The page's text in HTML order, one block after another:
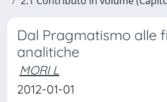
Dal Pragmatismo alle
analitiche
MORI L
2012-01-01